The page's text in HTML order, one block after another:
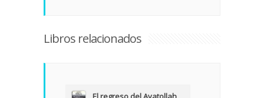
Libros relacionados